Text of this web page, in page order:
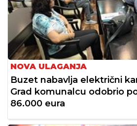
NOVA ULAGANJA
Buzet nabavlja električni
Grad komunalcu odobrio
86.000 eura